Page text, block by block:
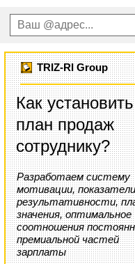
TRIZ-RI Group
Как установить
план продаж
сотруднику?
Разработаем систему
мотивации, показатели
результативности,
значения, оптимальное
соотношения
премиальной частей
зарплаты